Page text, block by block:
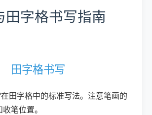
田字格书写指南
田字格书写
田字格中的标准写法。注意笔画的
笔位置。